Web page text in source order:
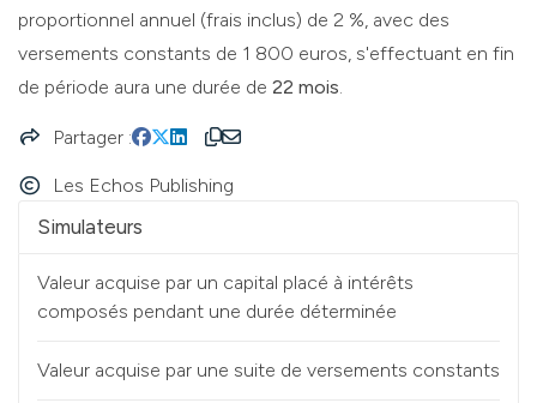
proportionnel annuel (frais inclus) de 2 %, avec des
versements constants de 1 800 euros, s'effectuant en fin
de période aura une durée de 22 mois.
Partager
Les Echos Publishing
Simulateurs
Valeur acquise par un capital placé à intérêts
composés pendant une durée déterminée
Valeur acquise par une suite de versements constants